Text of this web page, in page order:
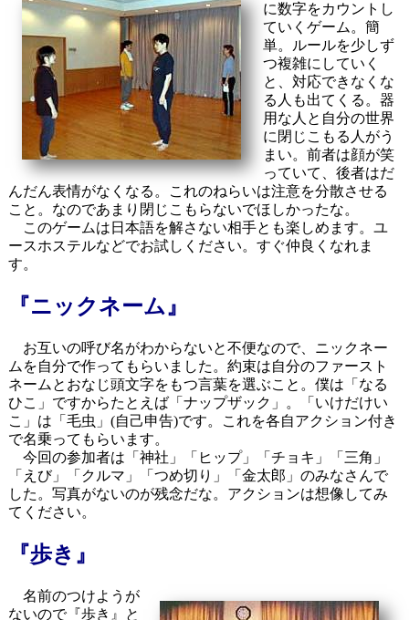
に数字をカウントし
ていくゲーム。簡
単。ルールを少しず
つ複雑にしていく
と、対応できなくな
る人も出てくる。器
用な人と自分の世界
に閉じこもる人がう
まい。前者は顔が笑
っていて、後者はだ
んだん表情がなくなる。これのねらいは注意を分散させる
こと。なのであまり閉じこもらないでほしかったな。
このゲームは日本語を解さない相手とも楽しめます。ユ
ースホステルなどでお試しください。すぐ仲良くなれま
す。
『ニックネーム』
お互いの呼び名がわからないと不便なので、ニックネー
ムを自分で作ってもらいました。約束は自分のファースト
ネームとおなじ頭文字をもつ言葉を選ぶこと。僕は「なる
ひこ」ですからたとえば「ナップザック」。「いけだけい
こ」は「毛虫」(自己申告)です。これを各自アクション付き
で名乗ってもらいます。
今回の参加者は「神社」「ヒップ」「チョキ」「三角」
「えび」「クルマ」「つめ切り」「金太郎」のみなさんで
した。写真がないのが残念だな。アクションは想像してみ
てください。
『歩き』
名前のつけようが
ないので『歩き』と